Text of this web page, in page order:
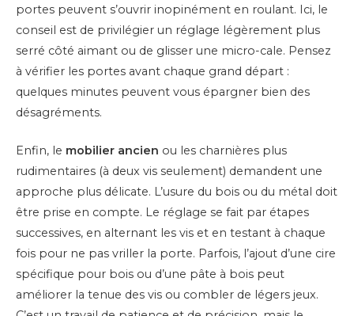
portes peuvent s’ouvrir inopinément en roulant. Ici, le
conseil est de privilégier un réglage légèrement plus
serré côté aimant ou de glisser une micro-cale. Pensez
à vérifier les portes avant chaque grand départ :
quelques minutes peuvent vous épargner bien des
désagréments.
Enfin, le mobilier ancien ou les charnières plus
rudimentaires (à deux vis seulement) demandent une
approche plus délicate. L’usure du bois ou du métal doit
être prise en compte. Le réglage se fait par étapes
successives, en alternant les vis et en testant à chaque
fois pour ne pas vriller la porte. Parfois, l’ajout d’une cire
spécifique pour bois ou d’une pâte à bois peut
améliorer la tenue des vis ou combler de légers jeux.